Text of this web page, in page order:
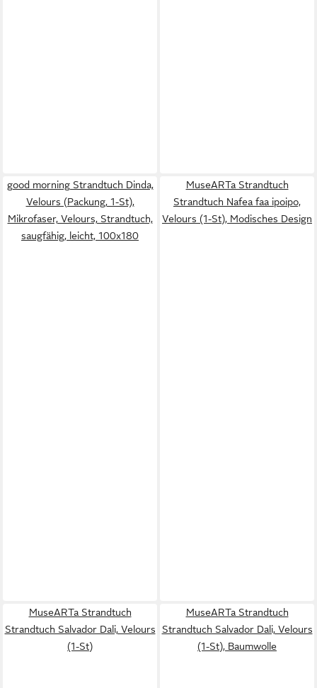
good morning Strandtuch Dinda,
Velours (Packung, 1-St),
Mikrofaser, Velours, Strandtuch,
saugfähig, leicht, 100x180
MuseARTa Strandtuch
Strandtuch Nafea faa ipoipo,
Velours (1-St), Modisches Design
MuseARTa Strandtuch
Strandtuch Salvador Dali, Velours
(1-St)
MuseARTa Strandtuch
Strandtuch Salvador Dali, Velours
(1-St), Baumwolle